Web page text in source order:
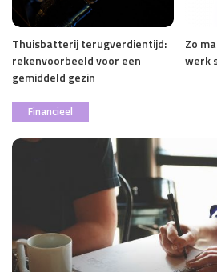
Thuisbatterij terugverdientijd:
rekenvoorbeeld voor een
gemiddeld gezin
Zo
werk
Financieel